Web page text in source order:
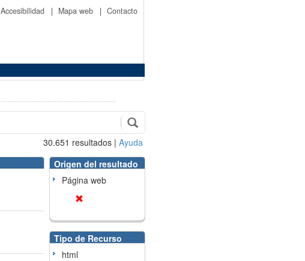
Accesibilidad | Mapa web | Contacto
30.651 resultados | Ayuda
Origen del resultado
Página web
Tipo de Recurso
html